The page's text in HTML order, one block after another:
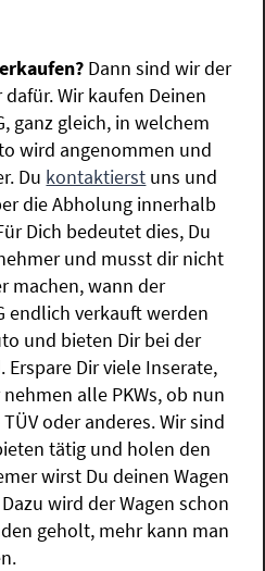
Dann sind wir der
Wir kaufen Deinen
ganz gleich, in welchem
wird angenommen und
Du kontaktierst uns und
die Abholung innerhalb
Dich bedeutet dies, Du
und musst dir nicht
machen, wann der
endlich verkauft werden
und bieten Dir bei der
Dir viele Inserate,
alle PKWs, ob nun
oder anderes. Wir sind
tätig und holen den
wirst Du deinen Wagen
wird der Wagen schon
geholt, mehr kann man